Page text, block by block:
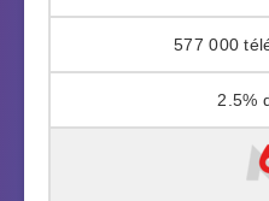
577 000
2.5%